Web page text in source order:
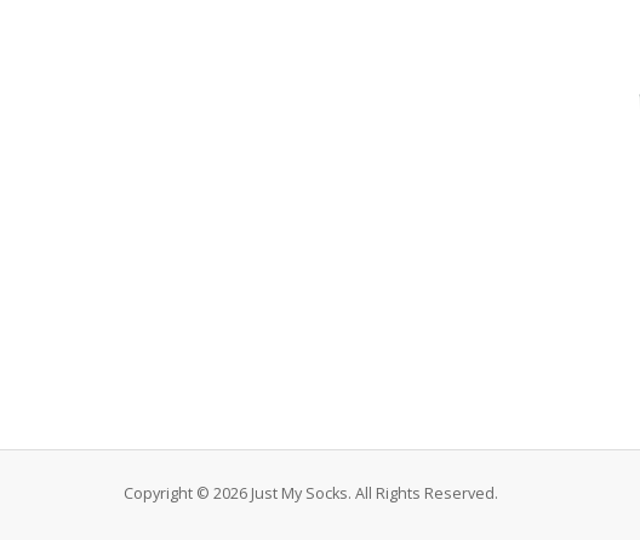
Copyright © 2026 Just My Socks. All Rights Reserved.